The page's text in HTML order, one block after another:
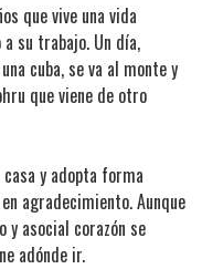
que vive una vida
su trabajo. Un día,
cuba, se va al monte y
que viene de otro
y adopta forma
agradecimiento. Aunque
asocial corazón se
adónde ir.